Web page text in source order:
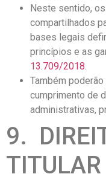
Neste sentido,
compartilhados
bases legais
princípios e as
13.709/2018
Também
cumprimento de
administrativas,
9.
TITULAR